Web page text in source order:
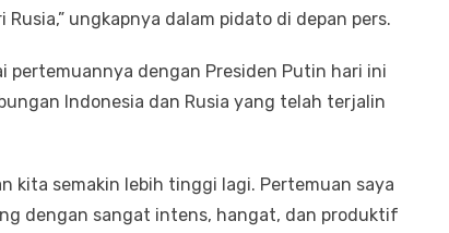
ungkapnya dalam pidato di depan pers.
pertemuannya dengan Presiden Putin hari ini
Indonesia dan Rusia yang telah terjalin
kita semakin lebih tinggi lagi. Pertemuan saya
dengan sangat intens, hangat, dan produktif